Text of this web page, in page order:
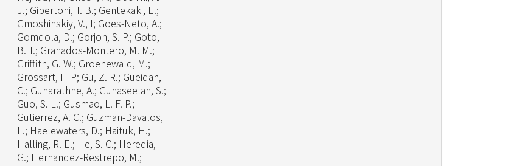
J.; Gibertoni, T. B.; Gentekaki, E.;
Gmoshinskiy, V., I; Goes-Neto, A.;
Gomdola, D.; Gorjon, S. P.; Goto,
B. T.; Granados-Montero, M. M.;
Griffith, G. W.; Groenewald, M.;
Grossart, H-P; Gu, Z. R.; Gueidan,
C.; Gunarathne, A.; Gunaseelan, S.;
Guo, S. L.; Gusmao, L. F. P.;
Gutierrez, A. C.; Guzman-Davalos,
L.; Haelewaters, D.; Haituk, H.;
Halling, R. E.; He, S. C.; Heredia,
G.; Hernandez-Restrepo, M.;